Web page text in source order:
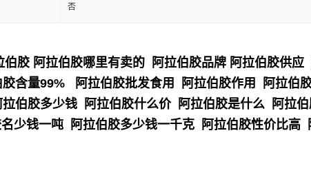
否
伯胶 阿拉伯胶哪里有卖的 阿拉伯胶品牌 阿拉伯胶供
含量99% 阿拉伯胶批发食用 阿拉伯胶作用 阿拉伯
伯胶多少钱 阿拉伯胶什么价 阿拉伯胶是什么 阿拉
少钱一吨 阿拉伯胶多少钱一千克 阿拉伯胶性价比高